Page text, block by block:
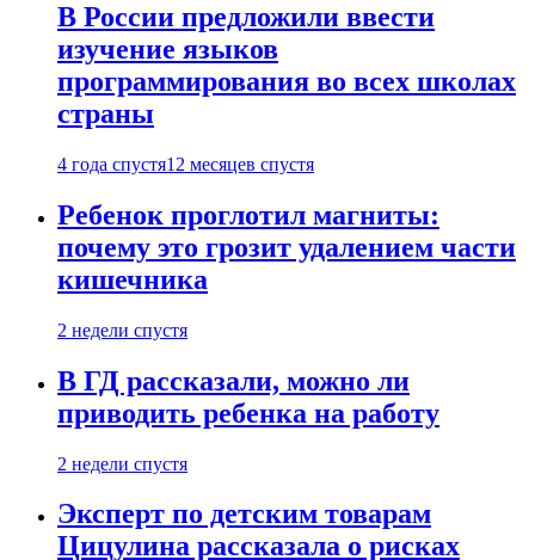
В России предложили ввести
изучение языков
программирования во всех школах
страны
4 года спустя12 месяцев спустя
Ребенок проглотил магниты:
почему это грозит удалением части
кишечника
2 недели спустя
В ГД рассказали, можно ли
приводить ребенка на работу
2 недели спустя
Эксперт по детским товарам
Цицулина рассказала о рисках